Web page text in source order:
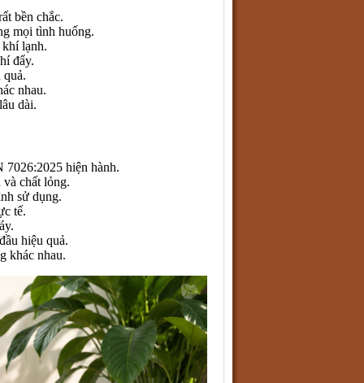
bền chắc.
mọi tình huống.
lạnh.
đẩy.
quả.
nhau.
dài.
hiện hành.
chất lỏng.
sử dụng.
tế.
hiệu quả.
khác nhau.